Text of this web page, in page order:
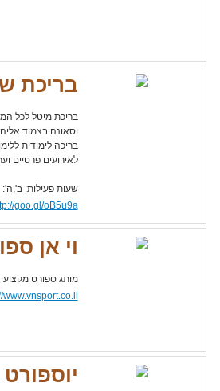
בריכת
בריכת מיטל לכל
וסאונה בצמוד
בריכה לימודית
לאירועים פרטיים
שעות פעילות: ב',ה': 15:00-19:00| ו: 9.00-13.00 | ש: 9.00-17.00
goo.gl/oB5u9a
וי אן
מותג ספורט
www.vnsport.co.il